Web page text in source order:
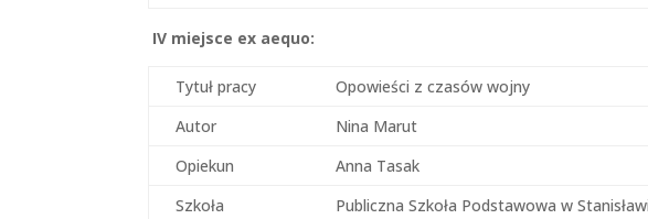
IV miejsce ex aequo:
Tytuł pracy
Opowieści z czasów wojny
Autor
Nina Marut
Opiekun
Anna Tasak
Szkoła
Publiczna Szkoła Podstawowa w